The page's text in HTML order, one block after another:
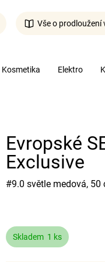
Kosmetika Elektro
Vše o prodloužení
Evropské
Exclusive
#9.0 světle medová, 50
Skladem 1 ks